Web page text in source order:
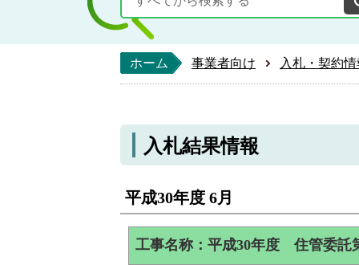
ホーム 事業者向け 入札・契約
入札結果情報
平成30年度 6月
工事名称：平成30年度 住管委託